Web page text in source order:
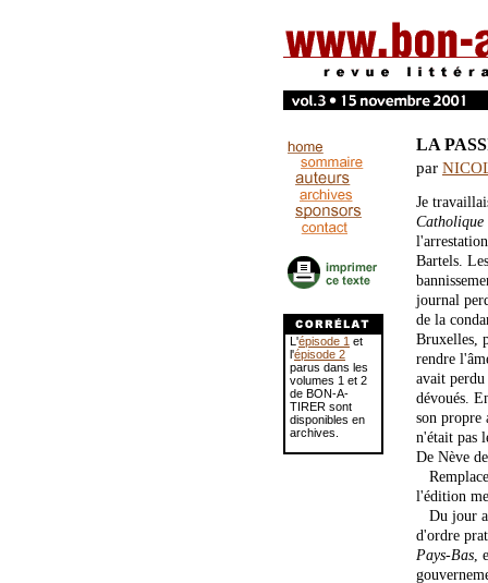
L'épisode 1 et
l'épisode 2
parus dans les
volumes 1 et 2
de BON-A-
TIRER sont
disponibles en
archives.
LA
par
Je
Catholique
Bartels.
journal
de la
Bruxelles,
rendre
avait
dévoués.
son propre
n'était pas
De Nève
l'édition
Du jour
d'ordre
Pays-Bas,